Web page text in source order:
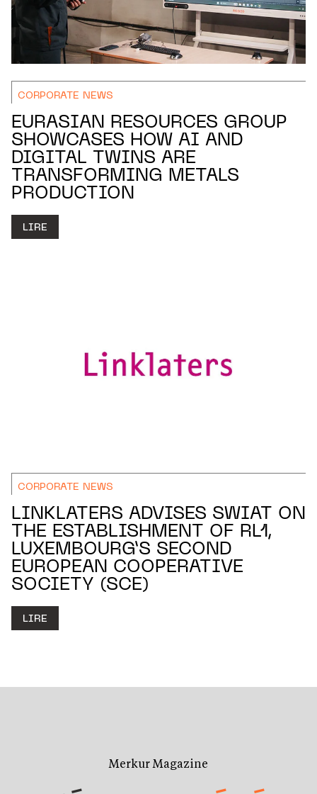
CORPORATE NEWS
EURASIAN RESOURCES GROUP
SHOWCASES HOW AI AND
DIGITAL TWINS ARE
TRANSFORMING METALS
PRODUCTION
LIRE
CORPORATE NEWS
LINKLATERS ADVISES SWIAT ON
THE ESTABLISHMENT OF RL1,
LUXEMBOURG’S SECOND
EUROPEAN COOPERATIVE
SOCIETY (SCE)
LIRE
Merkur Magazine